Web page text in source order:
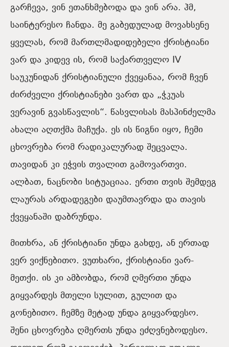
გარჩევა, ვინ ეთანხმებოდა და ვინ არა. ჰმ,
საინტერესო ჩანდა. მე გაბედულად მოვახსენე
ყველას, რომ მართლმადიდებელი ქრისტიანი
ვარ და კიდევ ის, რომ საქართველო IV
საუკუნიდან ქრისტიანული ქვეყანაა, რომ ჩვენ
ძირძველი ქრისტიანები ვართ და „ჭკუას
ვერავინ გვასწავლის“. წასვლისას მასპინძელმა
ახალი აღთქმა მაჩუქა. ეს ის წიგნი იყო, ჩემი
ცხოვრება რომ რადიკალურად შეცვალა.
თავიდან კი ეჭვის თვალით გამოვართვი.
ალბათ, ნაცნობი სიტუაციაა. ერთი თვის შემდეგ
ლაურას არდადეგები დაუმთავრდა და თავის
ქვეყანაში დაბრუნდა.
მითხრა, ან ქრისტიანი უნდა გახდე, ან ერთად
ვერ ვიქნებითო. ვუთხარი, ქრისტიანი ვარ-
მეთქი. ის კი ამბობდა, რომ ღმერთი უნდა
გიყვარდეს მთელი სულით, გულით და
გონებითო. ჩემზე მეტად უნდა გიყვარდესო.
შენი ცხოვრება ღმერთს უნდა ეძღვნებოდესო.